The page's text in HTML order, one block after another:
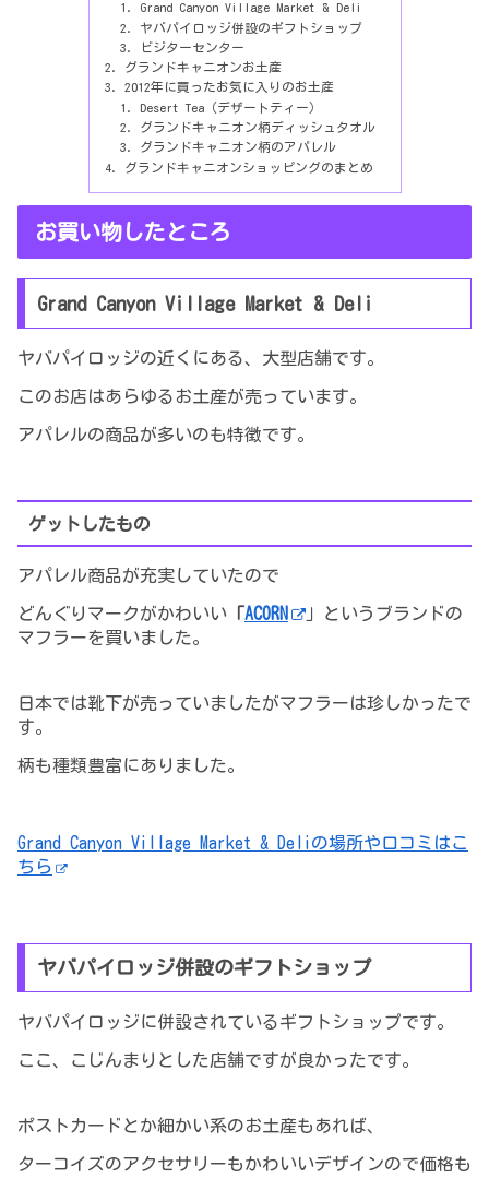
Grand Canyon Village Market & Deli
ヤバパイロッジ併設のギフトショップ
ビジターセンター
グランドキャニオンお土産
2012年に買ったお気に入りのお土産
Desert Tea（デザートティー）
グランドキャニオン柄ディッシュタオル
グランドキャニオン柄のアパレル
グランドキャニオンショッピングのまとめ
お買い物したところ
Grand Canyon Village Market & Deli
ヤバパイロッジの近くにある、大型店舗です。
このお店はあらゆるお土産が売っています。
アパレルの商品が多いのも特徴です。
ゲットしたもの
アパレル商品が充実していたので
どんぐりマークがかわいい 「ACORN
」というブランドの
マフラーを買いました。
日本では靴下が売っていましたがマフラーは珍しかったで
す。
柄も種類豊富にありました。
Grand Canyon Village Market & Deliの場所や口コミはこ
ちら
ヤバパイロッジ併設のギフトショップ
ヤバパイロッジに併設されているギフトショップです。
ここ、こじんまりとした店舗ですが良かったです。
ポストカードとか細かい系のお土産もあれば、
ターコイズのアクセサリーもかわいいデザインので価格も